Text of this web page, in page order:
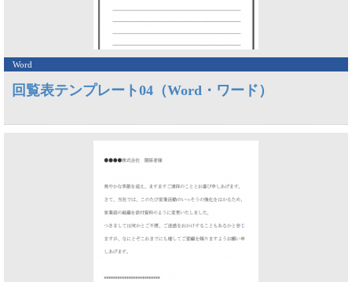
Word
回覧表テンプレート04（Word・ワード）